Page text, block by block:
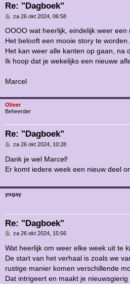
Re: "Dagboek"
B
r
c
h
t
za 26 okt 2024, 06:58
OOOO wat heerlijk, eindelijk weer een
Het belooft een mooie story te worden.
Het kan weer alle kanten op gaan, na
Ik hoop dat je wekelijks een nieuwe
Marcel
Oliver
Beheerder
Re: "Dagboek"
B
r
i
c
za 26 okt 2024, 10:28
Dank je wel Marcel!
Er komt iedere week een nieuw deel
yogay
Re: "Dagboek"
B
r
c
h
t
za 26 okt 2024, 15:56
Wat heerlijk om weer elke week uit te
De start van het verhaal is zoals we
rustige manier komen verschillende
Dat intrigeert en maakt je